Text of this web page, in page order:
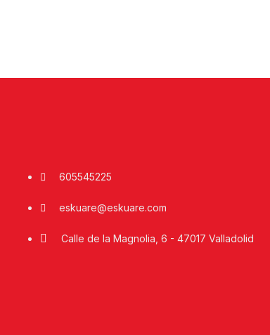
605545225
eskuare@eskuare.com
Calle de la Magnolia, 6 - 47017 Valladolid